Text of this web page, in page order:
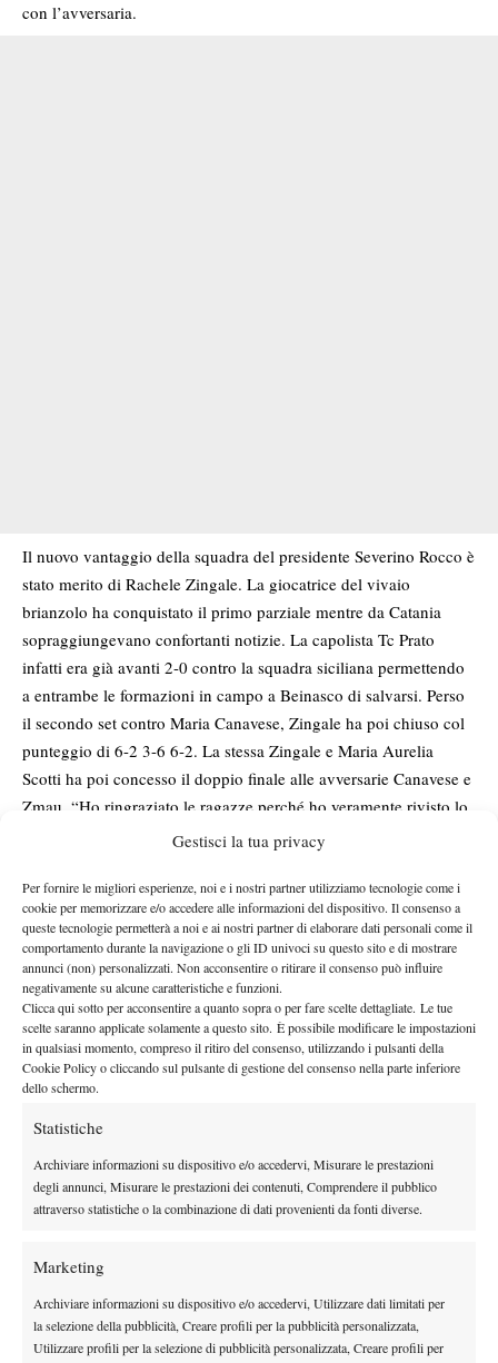
Gestisci la tua privacy
Per fornire le migliori esperienze, noi e i nostri partner utilizziamo tecnologie come i
cookie per memorizzare e/o accedere alle informazioni del dispositivo. Il consenso a
queste tecnologie permetterà a noi e ai nostri partner di elaborare dati personali come il
comportamento durante la navigazione o gli ID univoci su questo sito e di mostrare
annunci (non) personalizzati. Non acconsentire o ritirare il consenso può influire
negativamente su alcune caratteristiche e funzioni.
Clicca qui sotto per acconsentire a quanto sopra o per fare scelte dettagliate. Le tue
scelte saranno applicate solamente a questo sito. È possibile modificare le impostazioni
in qualsiasi momento, compreso il ritiro del consenso, utilizzando i pulsanti della
Cookie Policy o cliccando sul pulsante di gestione del consenso nella parte inferiore
dello schermo.
Statistiche
Archiviare informazioni su dispositivo e/o accedervi, Misurare le prestazioni
degli annunci, Misurare le prestazioni dei contenuti, Comprendere il pubblico
attraverso statistiche o la combinazione di dati provenienti da fonti diverse.
Marketing
Archiviare informazioni su dispositivo e/o accedervi, Utilizzare dati limitati per
la selezione della pubblicità, Creare profili per la pubblicità personalizzata,
Utilizzare profili per la selezione di pubblicità personalizzata, Creare profili per
con l’avversaria.
Il nuovo vantaggio della squadra del presidente Severino Rocco è
stato merito di Rachele Zingale. La giocatrice del vivaio
brianzolo ha conquistato il primo parziale mentre da Catania
sopraggiungevano confortanti notizie. La capolista Tc Prato
infatti era già avanti 2-0 contro la squadra siciliana permettendo
a entrambe le formazioni in campo a Beinasco di salvarsi. Perso
il secondo set contro Maria Canavese, Zingale ha poi chiuso col
punteggio di 6-2 3-6 6-2. La stessa Zingale e Maria Aurelia
Scotti ha poi concesso il doppio finale alle avversarie Canavese e
Zmau. “Ho ringraziato le ragazze perché ho veramente rivisto lo
spirito di unione di qualche anno fa – ha commentato capitan
Scala: è stata la protagonista di giornata, ha giocato in un modo
incredibile contro un’avversaria che è stata n.104 al mondo.
Greco Lucchina più di così non poteva fare contro la Grymalska
che era veramente in palla. Brava poi Zingale che ha reagito ai
momenti di difficoltà. Tornando alla stagione, sono davvero
orgoglioso per questa salvezza meritata, ottenuta con tutte
giocatrici italiane”. Per Ceriano si conclude così la Serie A2
2024, con ottime indicazioni per il futuro.
Tennis Beinasco – Club Tennis Ceriano 2-2
Camilla Scala (C) b. Reka-Luca Jani (B) 6-1 6-1, Anastasia
Grymalska (B) b. Greta Greco Lucchina (C) 6-0 6-3, Rachele
Zingale (C) b. Maria Canavese (B) 6-2 3-6 6-2, Canavese/Zmau
Classifica finale girone 2
1. Tennis Club Prato, 18 punti
2. Tc Parioli Roma, 13 punti